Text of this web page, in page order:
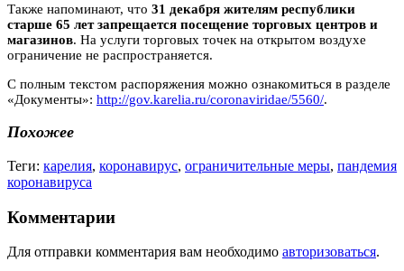
Также напоминают, что 31 декабря жителям республики
старше 65 лет запрещается посещение торговых центров и
магазинов. На услуги торговых точек на открытом воздухе
ограничение не распространяется.
С полным текстом распоряжения можно ознакомиться в разделе
«Документы»: http://gov.karelia.ru/coronaviridae/5560/.
Похожее
Теги: карелия, коронавирус, ограничительные меры, пандемия
коронавируса
Комментарии
Для отправки комментария вам необходимо авторизоваться.